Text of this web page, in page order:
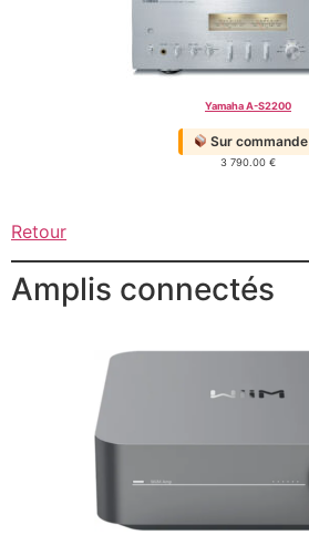
Yamaha A-S2200
Sur commande
3 790.00 €
Retour
Amplis connectés